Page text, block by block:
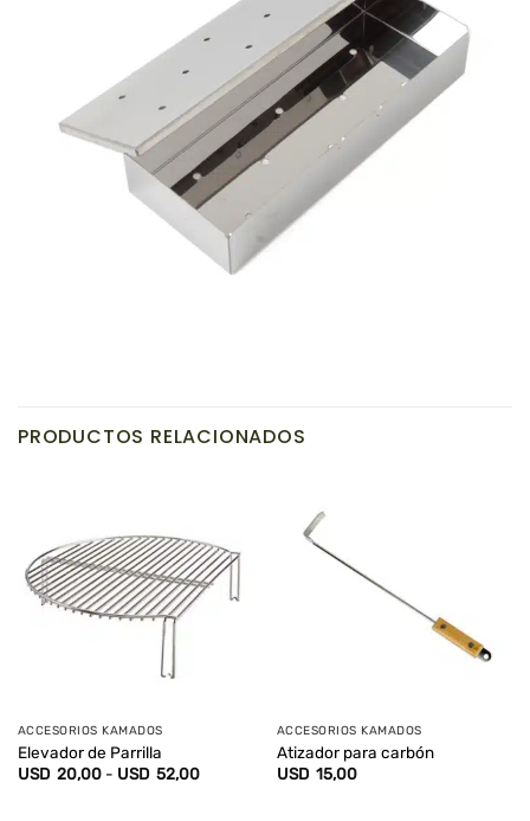
PRODUCTOS RELACIONADOS
ACCESORIOS KAMADOS
Elevador de Parrilla
USD 20,00 - USD 52,00Rango
ACCESORIOS KAMADOS
Atizador para carbón
USD 15,00